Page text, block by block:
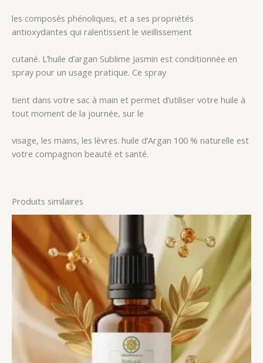
les composés phénoliques, et a ses propriétés
antioxydantes qui ralentissent le vieillissement
cutané. L’huile d’argan Sublime Jasmin est conditionnée en
spray pour un usage pratique. Ce spray
tient dans votre sac à main et permet d’utiliser votre huile à
tout moment de la journée, sur le
visage, les mains, les lèvres. huile d’Argan 100 % naturelle est
votre compagnon beauté et santé.
Produits similaires